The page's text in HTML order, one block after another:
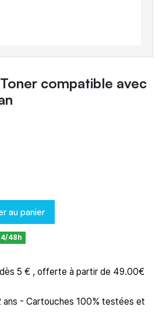
compatible avec
au panier
48h
dès 5 € , offerte à partir de 49.00€
ans - Cartouches 100% testées et